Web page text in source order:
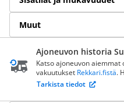
Muut
Ajoneuvon historia
Katso ajoneuvon
vakuutukset Rekkari.fistä.
Tarkista tiedot